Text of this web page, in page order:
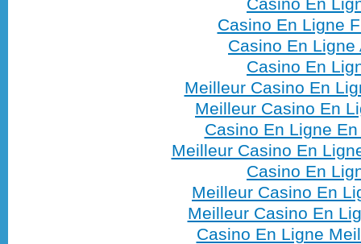
Casino En Ligne
Casino En Ligne
Casino En
Meilleur Casino En
Meilleur Casino En
Casino En Ligne
Meilleur Casino En
Casino En
Meilleur Casino En
Meilleur Casino En
Casino En Ligne